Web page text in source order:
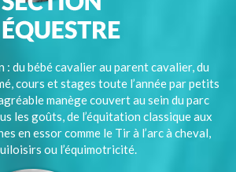
: du bébé cavalier au parent cavalier, du
cours et stages toute l’année par petits
manège couvert au sein du parc
les goûts, de l’équitation classique aux
en essor comme le Tir à l’arc à cheval,
ou l’équimotricité.